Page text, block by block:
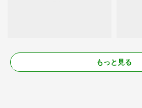
もっと見る